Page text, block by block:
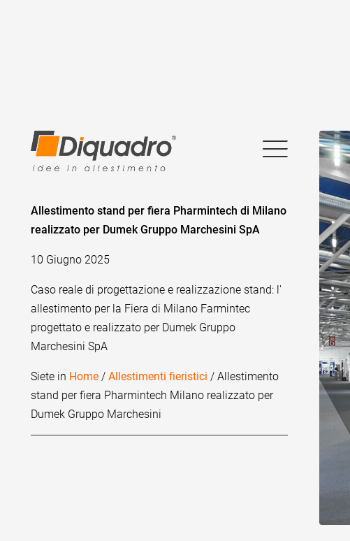
Allestimento stand per fiera Pharmintech di Milano
realizzato per Dumek Gruppo Marchesini SpA
10 Giugno 2025
Caso reale di progettazione e realizzazione stand: l'
allestimento per la Fiera di Milano Farmintec
progettato e realizzato per Dumek Gruppo
Marchesini SpA
Siete in Home /Allestimenti fieristici / Allestimento
stand per fiera Pharmintech Milano realizzato per
Dumek Gruppo Marchesini